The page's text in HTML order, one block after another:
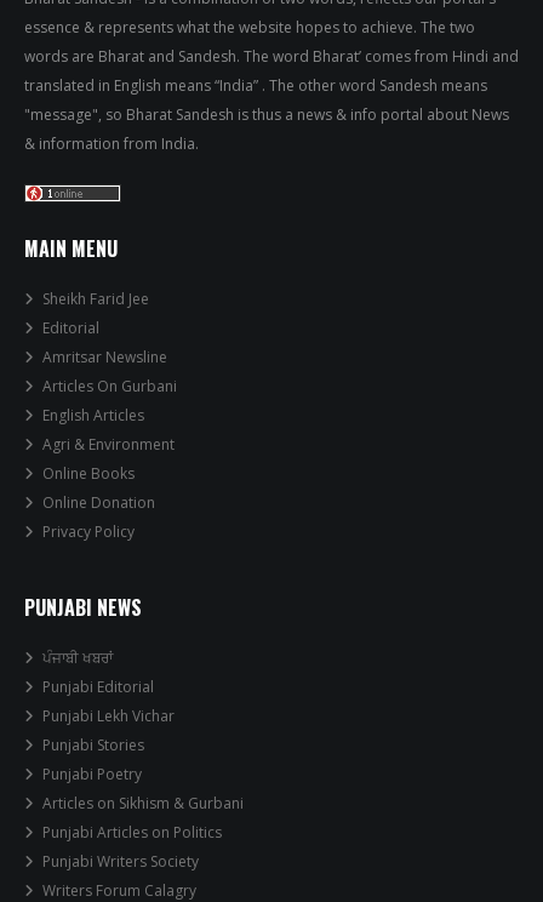
essence & represents what the website hopes to achieve. The two
words are Bharat and Sandesh. The word Bharat’ comes from Hindi and
translated in English means “India” . The other word Sandesh means
"message", so Bharat Sandesh is thus a news & info portal about News
& information from India.
MAIN MENU
Sheikh Farid Jee
Editorial
Amritsar Newsline
Articles On Gurbani
English Articles
Agri & Environment
Online Books
Online Donation
Privacy Policy
PUNJABI NEWS
ਪੰਜਾਬੀ ਖਬਰਾਂ
Punjabi Editorial
Punjabi Lekh Vichar
Punjabi Stories
Punjabi Poetry
Articles on Sikhism & Gurbani
Punjabi Articles on Politics
Punjabi Writers Society
Writers Forum Calagry